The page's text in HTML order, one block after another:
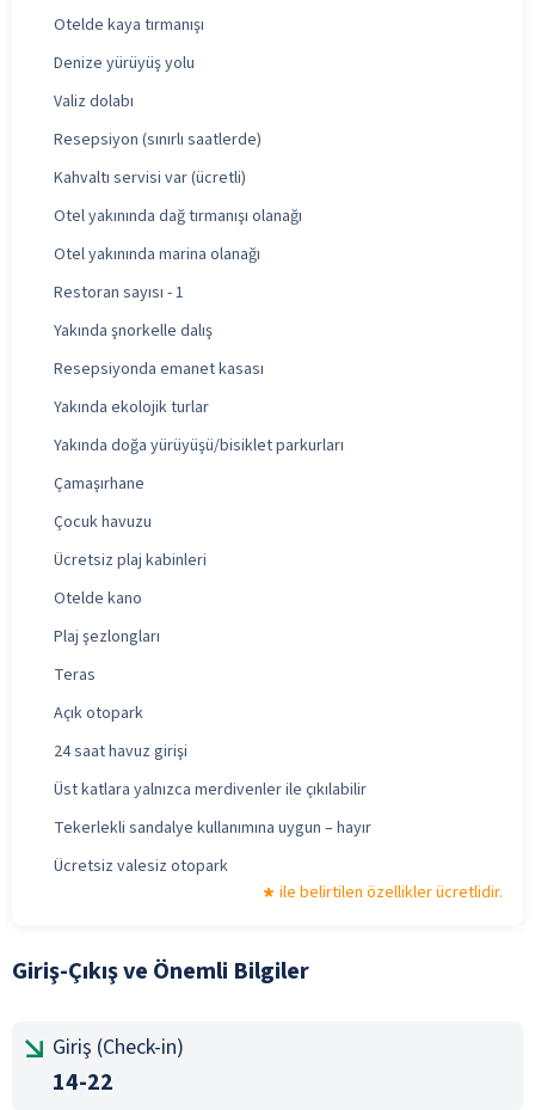
Otelde kaya tırmanışı
Denize yürüyüş yolu
Valiz dolabı
Resepsiyon (sınırlı saatlerde)
Kahvaltı servisi var (ücretli)
Otel yakınında dağ tırmanışı olanağı
Otel yakınında marina olanağı
Restoran sayısı - 1
Yakında şnorkelle dalış
Resepsiyonda emanet kasası
Yakında ekolojik turlar
Yakında doğa yürüyüşü/bisiklet parkurları
Çamaşırhane
Çocuk havuzu
Ücretsiz plaj kabinleri
Otelde kano
Plaj şezlongları
Teras
Açık otopark
24 saat havuz girişi
Üst katlara yalnızca merdivenler ile çıkılabilir
Tekerlekli sandalye kullanımına uygun – hayır
Ücretsiz valesiz otopark
ile belirtilen özellikler ücretlidir.
Giriş-Çıkış ve Önemli Bilgiler
Giriş (Check-in)
14-22